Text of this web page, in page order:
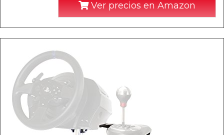
Ver precios en Amazon